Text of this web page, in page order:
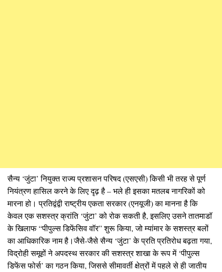
सैन्य ‘जुंटा’ नियुक्त राज्य प्रशासन परिषद (एसएसी) किसी भी तरह से पूर्ण
नियंत्रण हासिल करने के लिए दृढ़ है – भले ही इसका मतलब नागरिकों को
मारना हो। प्रतिद्वंद्वी राष्ट्रीय एकता सरकार (एनयूजी) का मानना ​​​​है कि
केवल एक सशस्त्र क्रांति ‘जुंटा’ को रोक सकती है, इसलिए उसने तातमाडॉ
के खिलाफ “पीपुल्स डिफेंसिव वॉर” शुरू किया, जो म्यांमार के सशस्त्र बलों
का आधिकारिक नाम है।जैसे-जैसे सैन्य ‘जुंटा’ के प्रति प्रतिरोध बढ़ता गया,
विद्रोही समूहों ने अपदस्थ सरकार की सशस्त्र शाखा के रूप में ‘पीपुल्स
डिफेंस फोर्स’ का गठन किया, जिससे सीमावर्ती क्षेत्रों में पहले से ही जातीय